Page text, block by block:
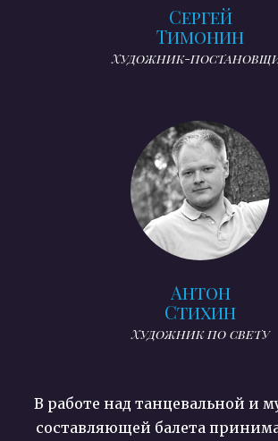
Сергей
Тимонин
Художник-
Антон
Стихин
Художник по свету
В работе над танцевальной и
составляющей балета